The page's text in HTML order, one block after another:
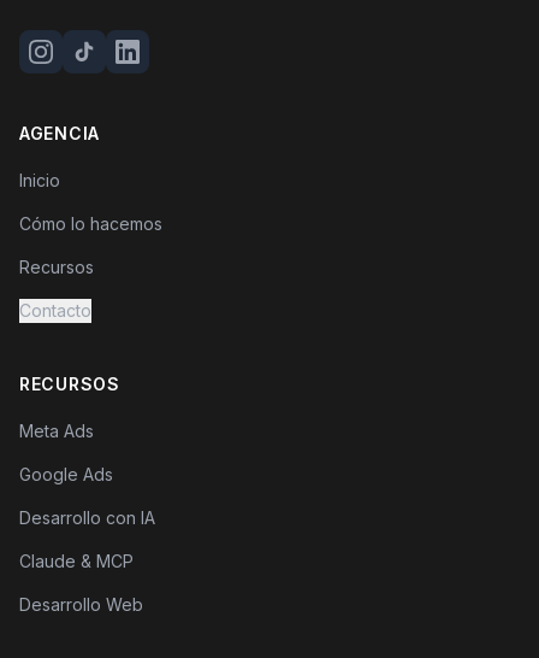
AGENCIA
Inicio
Cómo lo hacemos
Recursos
Contacto
RECURSOS
Meta Ads
Google Ads
Desarrollo con IA
Claude & MCP
Desarrollo Web